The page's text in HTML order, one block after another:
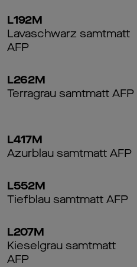
L192M
Lavaschwarz samtmatt
AFP
L262M
Terragrau samtmatt AFP
L417M
Azurblau samtmatt AFP
L552M
Tiefblau samtmatt AFP
L207M
Kieselgrau samtmatt
AFP